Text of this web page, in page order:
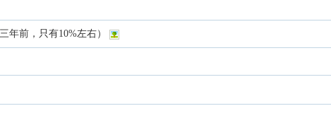
年前，只有10%左右）